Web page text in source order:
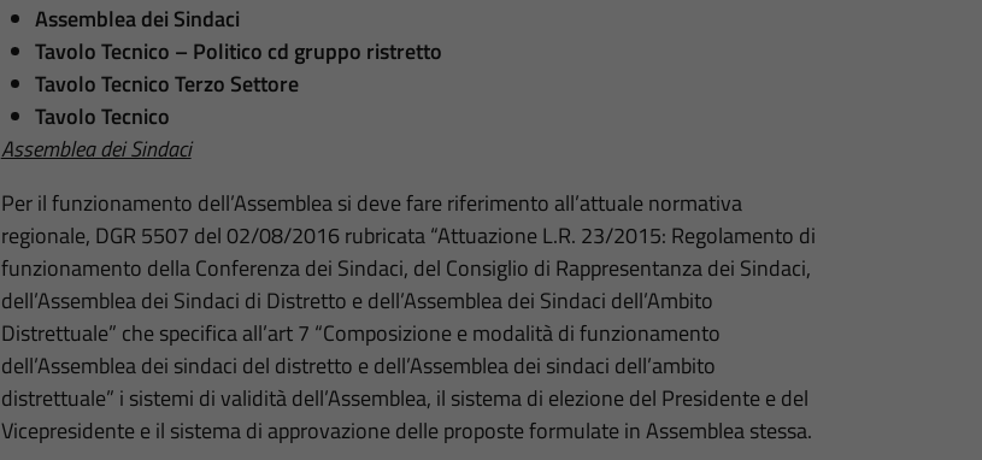
Assemblea dei Sindaci
Tavolo Tecnico – Politico cd gruppo ristretto
Tavolo Tecnico Terzo Settore
Tavolo Tecnico
Assemblea dei Sindaci
Per il funzionamento dell’Assemblea si deve fare riferimento all’attuale normativa
regionale, DGR 5507 del 02/08/2016 rubricata “Attuazione L.R. 23/2015: Regolamento di
funzionamento della Conferenza dei Sindaci, del Consiglio di Rappresentanza dei Sindaci,
dell’Assemblea dei Sindaci di Distretto e dell’Assemblea dei Sindaci dell’Ambito
Distrettuale” che specifica all’art 7 “Composizione e modalità di funzionamento
dell’Assemblea dei sindaci del distretto e dell’Assemblea dei sindaci dell’ambito
distrettuale” i sistemi di validità dell’Assemblea, il sistema di elezione del Presidente e del
Vicepresidente e il sistema di approvazione delle proposte formulate in Assemblea stessa.